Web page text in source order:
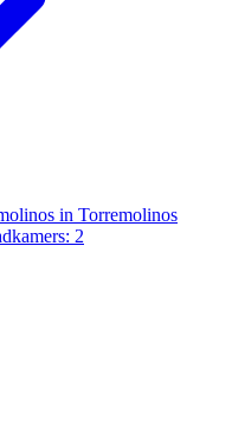
in Torremolinos
2